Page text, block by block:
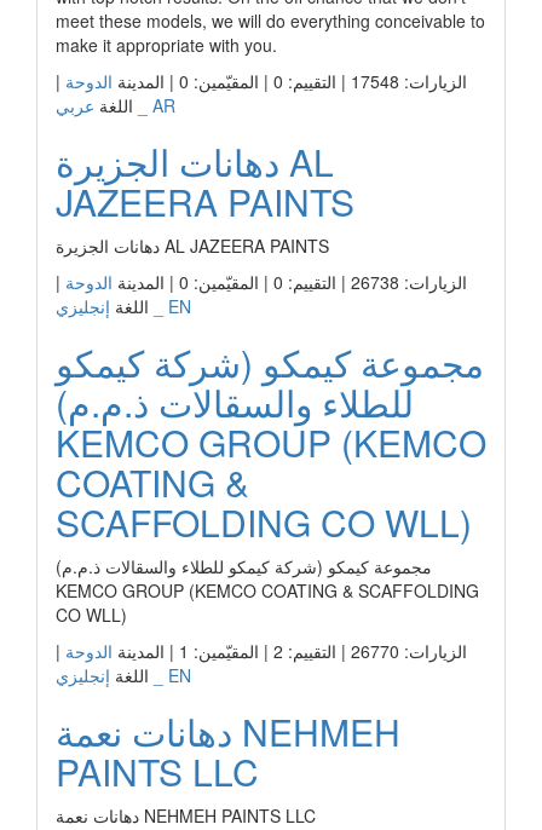
meet these models, we will do everything conceivable to
make it appropriate with you.
الزيارات: 17548 | التقييم: 0 | المقيّمين: 0 | المدينة
الدوحة |
اللغة عربي _ AR
دهانات الجزيرة AL
JAZEERA PAINTS
دهانات الجزيرة AL JAZEERA PAINTS
الزيارات: 26738 | التقييم: 0 | المقيّمين: 0 | المدينة
الدوحة |
اللغة إنجليزي _ EN
مجموعة كيمكو (شركة كيمكو
للطلاء والسقالات ذ.م.م)
KEMCO GROUP (KEMCO
COATING &
SCAFFOLDING CO WLL)
مجموعة كيمكو (شركة كيمكو للطلاء والسقالات ذ.م.م)
KEMCO GROUP (KEMCO COATING & SCAFFOLDING
CO WLL)
الزيارات: 26770 | التقييم: 2 | المقيّمين: 1 | المدينة
الدوحة |
اللغة إنجليزي _ EN
دهانات نعمة NEHMEH
PAINTS LLC
دهانات نعمة NEHMEH PAINTS LLC